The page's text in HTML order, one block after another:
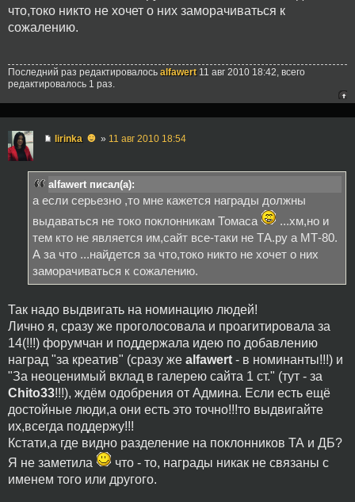
что,токо никто не хочет о них заморачиваться к
сожалению.
Последний раз редактировалось alfawert11 авг 2010 18:42, всего
редактировалось 1 раз.
lirinka ☻ » 11 авг 2010 18:54
alfawert писал(а):
а если серьезно ,то мне кажется награды должны
выдаваться не токо поклонникам Томаса
...хм,но и
тем кто не является им,сайт все-таки не ТА.ру а МТ-80.
А за что ...найдется за что,токо никто не хочет о них
заморачиваться к сожалению.
Так надо выдвигать на номинацию людей!
Лично я, сразу же проголосовала и проагитировала за
14(!!!) форумчан и поддержала идею по добавлению
наград "за креатив" (сразу же alfawert - в номинанты!!!) и
"За неоценимый вклад в галерею сайта 1 ст." (тут - за
Chito33!!!), ждём одобрения от Админа. Если есть ещё
достойные люди,а они есть это точно!!!то выдвигайте
их,всегда поддержу!!!
Кстати,а где видно разделение на поклонников ТА и ДБ?
Я не заметила
что - то, награды никак не связаны с
именем того или другого.